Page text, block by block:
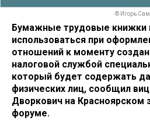
© Игорь
Бумажные трудовые книжки
использоваться при
отношений к моменту
налоговой службой
который будет содержать
физических лиц, сообщил
Дворкович на Красноярском
форуме.